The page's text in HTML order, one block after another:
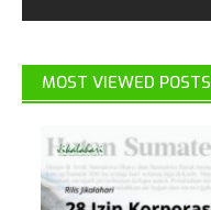
MOST VIEWED POSTS